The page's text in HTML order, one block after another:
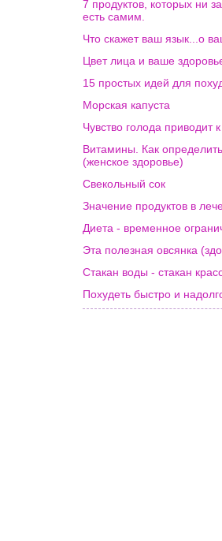
7 продуктов, которых ни
есть самим.
Что скажет ваш язык...о
Цвет лица и ваше
15 простых идей для
Морская капуста
Чувство голода приводит
Витамины. Как
(женское здоровье)
Свекольный сок
Значение продуктов в
Диета - временное
Эта полезная овсянка
Стакан воды - стакан
Похудеть быстро и